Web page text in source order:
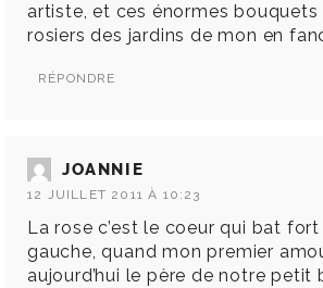
artiste, et ces énormes bouquets
rosiers des jardins de mon en
RÉPONDRE
JOANNIE
12 JUILLET 2011 À 10:23
La rose c’est le coeur qui bat
gauche, quand mon premier
aujourd’hui le père de notre petit